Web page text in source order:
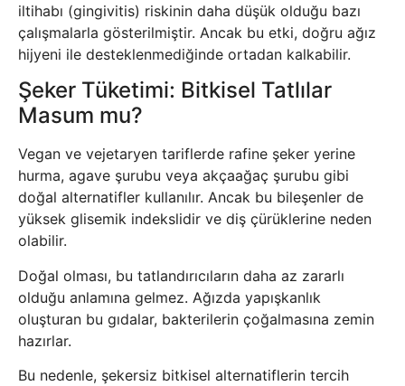
iltihabı (gingivitis) riskinin daha düşük olduğu bazı
çalışmalarla gösterilmiştir. Ancak bu etki, doğru ağız
hijyeni ile desteklenmediğinde ortadan kalkabilir.
Şeker Tüketimi: Bitkisel Tatlılar
Masum mu?
Vegan ve vejetaryen tariflerde rafine şeker yerine
hurma, agave şurubu veya akçaağaç şurubu gibi
doğal alternatifler kullanılır. Ancak bu bileşenler de
yüksek glisemik indekslidir ve diş çürüklerine neden
olabilir.
Doğal olması, bu tatlandırıcıların daha az zararlı
olduğu anlamına gelmez. Ağızda yapışkanlık
oluşturan bu gıdalar, bakterilerin çoğalmasına zemin
hazırlar.
Bu nedenle, şekersiz bitkisel alternatiflerin tercih